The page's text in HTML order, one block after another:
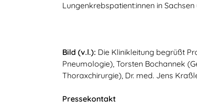
Lungenkrebspatient:innen in
Bild (v.l.): Die Klinikleitung begrüßt
Pneumologie), Torsten Bochannek
Thoraxchirurgie), Dr. med. Jens
Pressekontakt